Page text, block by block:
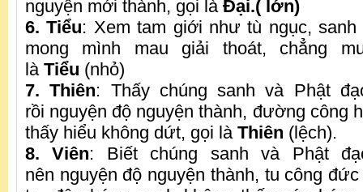
nguyện mới thành, gọi là Đại.( lớn)
6. Tiểu: Xem tam giới như tù ngục,
mong mình mau giải thoát, chẳng
là Tiểu (nhỏ)
7. Thiên: Thấy chúng sanh và Phật
rồi nguyện độ nguyện thành, đường công
thấy hiểu không dứt, gọi là Thiên (lệch).
8. Viên: Biết chúng sanh và Phật
nên nguyện độ nguyện thành, tu công